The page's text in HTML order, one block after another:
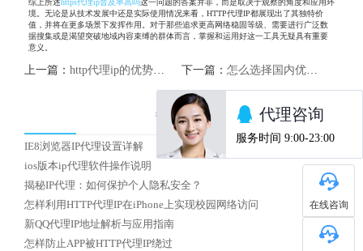
综上所述https代理ip普及率高吗这一问题的答案并非，而是取决于观察的角度和应用环
境。无论是从技术发展中还是实际使用情况来看，HTTP代理IP都展现出了其独特价
值，并将在更多场景下发挥作用。对于那些追求更高网络稳固等级、需要进行广泛数
据搜集或是渴望突破地域内容束缚的群体而言，掌握和运用好这一工具无疑具有重要
意义。
上一篇： http代理ip的优势详解 下一篇： 怎么选择国内优质HTTP代理IP
热门文章
IE8浏览器IP代理设置详解
ios版本ip代理软件操作说明
揭秘IP代理：如何保护个人隐私安全？
怎样利用HTTP代理IP在iPhone上实现校园网络访问
新QQ代理IP地址解析与应用指南
怎样防止APP被HTTP代理IP绕过
在线咨询